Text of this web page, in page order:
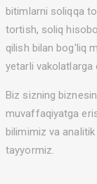
bitimlarni soliqqa
tortish, soliq
qilish bilan bog'liq
yetarli vakolatlarga
Biz sizning
muvaffaqiyatga
bilimimiz va
tayyormiz.